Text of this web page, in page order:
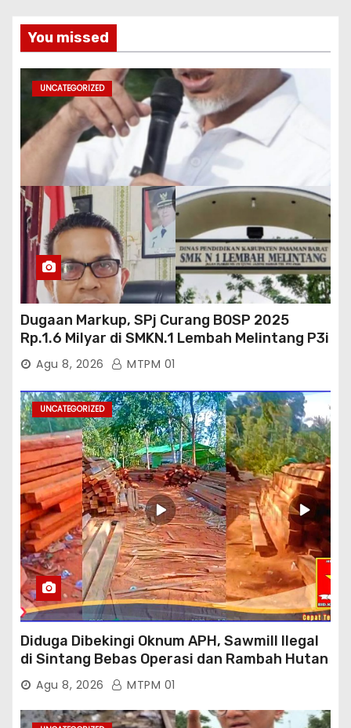
You missed
UNCATEGORIZED
Dugaan Markup, SPj Curang BOSP 2025
Rp.1.6 Milyar di SMKN.1 Lembah Melintang P3i
: Kajati Sumbar Panggil dan Periksa
Agu 8, 2026 MTPM 01
UNCATEGORIZED
Diduga Dibekingi Oknum APH, Sawmill Ilegal
di Sintang Bebas Operasi dan Rambah Hutan
Lindung
Agu 8, 2026 MTPM 01